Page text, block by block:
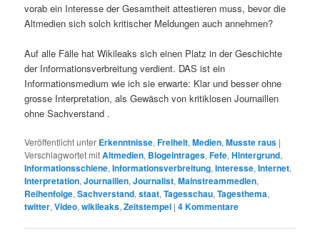
vorab ein Interesse der Gesamtheit attestieren muss, bevor die
Altmedien sich solch kritischer Meldungen auch annehmen?
Auf alle Fälle hat Wikileaks sich einen Platz in der Geschichte
der Informationsverbreitung verdient. DAS ist ein
Informationsmedium wie ich sie erwarte: Klar und besser ohne
grosse Interpretation, als Gewäsch von kritiklosen Journaillen
ohne Sachverstand .
Veröffentlicht unter Erkenntnisse,Freiheit,Medien,Musste raus |
Verschlagwortet mitAltmedien, Blogeintrages,Fefe,Hintergrund,
Informationsschiene,Informationsverbreitung,Interesse,Internet,
Interpretation,Journaillen,Journalist,Mainstreammedien,
Reihenfolge,Sachverstand,staat,Tagesschau,Tagesthema,
twitter,Video,wikileaks,Zeitstempel |4Kommentare